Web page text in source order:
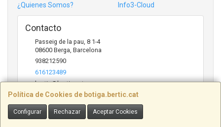
Política de Cookies de botiga.bertic.cat
Configurar Rechazar Aceptar Cookies
¿Quienes Somos?
Info3-Cloud
Contacto
Passeig de la pau, 8 1-4
08600 Berga Barcelona
938212590
616123489
bertic@bertic.cat
Horario